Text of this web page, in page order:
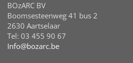
BOzARC BV
Boomsesteenweg 41 bus 2
2630 Aartselaar
Tel: 03 455 90 67
Info@bozarc.be